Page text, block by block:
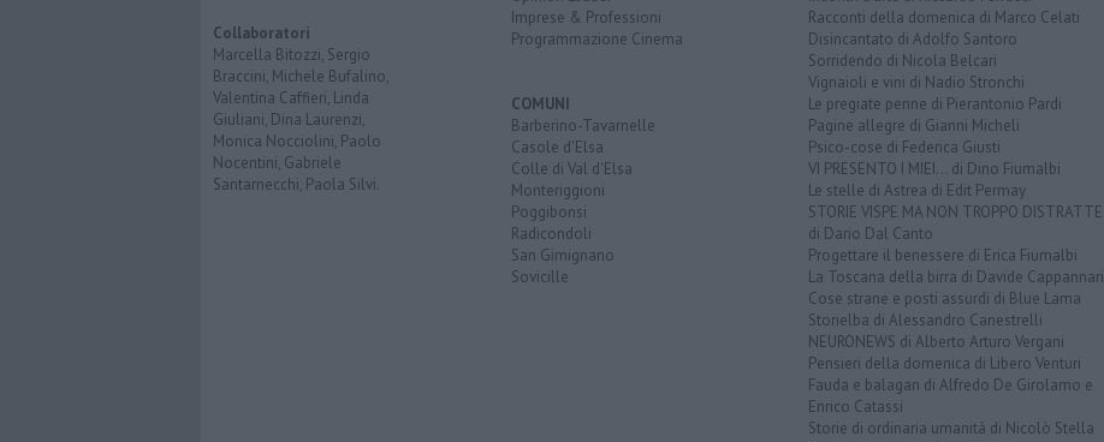
Collaboratori
Marcella Bitozzi, Sergio
Braccini, Michele Bufalino,
Valentina Caffieri, Linda
Giuliani, Dina Laurenzi,
Monica Nocciolini, Paolo
Nocentini, Gabriele
Santarnecchi, Paola Silvi.
Imprese & Professioni
Programmazione Cinema
COMUNI
Barberino-Tavarnelle
Casole d'Elsa
Colle di Val d'Elsa
Monteriggioni
Poggibonsi
Radicondoli
San Gimignano
Sovicille
Racconti della domenica di Marco Celati
Disincantato di Adolfo Santoro
Sorridendo di Nicola Belcari
Vignaioli e vini di Nadio Stronchi
Le pregiate penne di Pierantonio Pardi
Pagine allegre di Gianni Micheli
Psico-cose di Federica Giusti
VI PRESENTO I MIEI... di Dino Fiumalbi
Le stelle di Astrea di Edit Permay
STORIE VISPE MA NON TROPPO DISTRATTE
di Dario Dal Canto
Progettare il benessere di Erica Fiumalbi
La Toscana della birra di Davide Cappannari
Cose strane e posti assurdi di Blue Lama
Storielba di Alessandro Canestrelli
NEURONEWS di Alberto Arturo Vergani
Pensieri della domenica di Libero Venturi
Fauda e balagan di Alfredo De Girolamo e
Enrico Catassi
Storie di ordinaria umanità di Nicolò Stella